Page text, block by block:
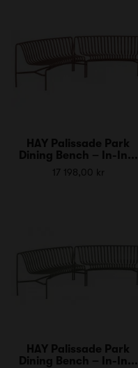
HAY Palissade Park
Dining Bench – In-In...
17 198,00 kr
HAY Palissade Park
Dining Bench – In-In...